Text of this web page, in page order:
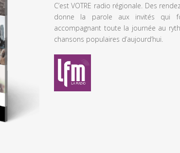
C’est VOTRE radio régionale. Des
donne la parole aux invités qui
accompagnant toute la journée au
chansons populaires d’aujourd’hui.